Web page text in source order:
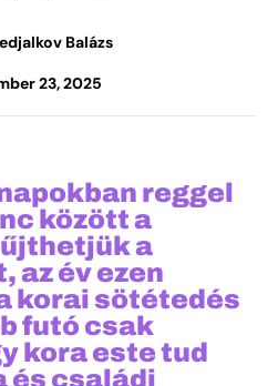
Balázs
23, 2025
reggel
között a
a
év ezen
korai sötétedés
futó csak
kora este tud